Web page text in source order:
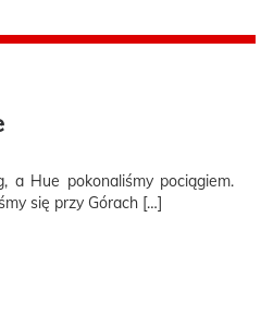
Hue pokonaliśmy pociągiem.
się przy Górach […]